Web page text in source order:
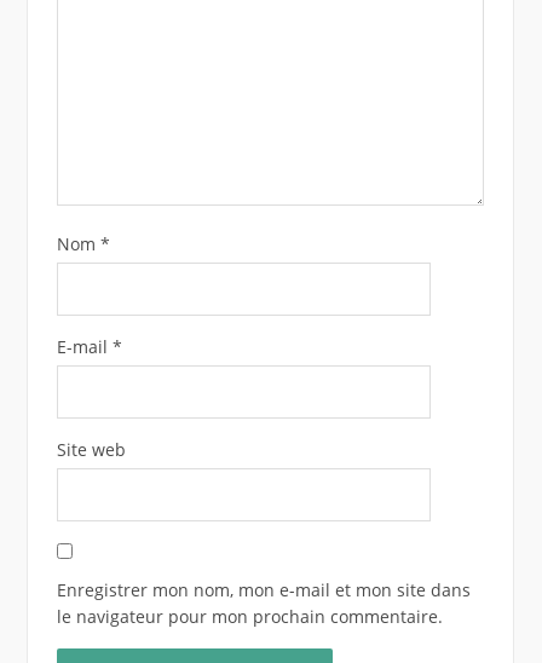
Nom *
E-mail *
Site web
Enregistrer mon nom, mon e-mail et mon site dans
le navigateur pour mon prochain commentaire.